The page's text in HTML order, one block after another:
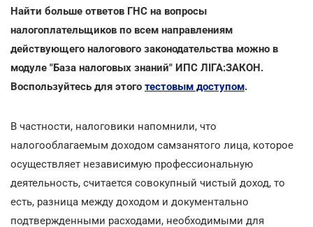
Найти больше ответов ГНС на вопросы
налогоплательщиков по всем направлениям
действующего налогового законодательства можно в
модуле "База налоговых знаний" ИПС ЛІГА:ЗАКОН.
Воспользуйтесь для этого тестовым доступом.
В частности, налоговики напомнили, что
налогооблагаемым доходом самзанятого лица, которое
осуществляет независимую профессиональную
деятельность, считается совокупный чистый доход, то
есть, разница между доходом и документально
подтвержденными расходами, необходимыми для